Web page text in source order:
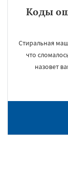
Коды
Стиральная
что
назовет